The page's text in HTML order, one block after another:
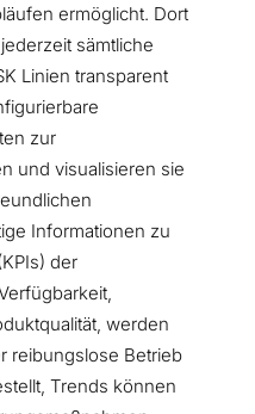
ermöglicht. Dort
sämtliche
Linien transparent
zur
und visualisieren sie
Informationen zu
der
werden
reibungslose Betrieb
Trends können